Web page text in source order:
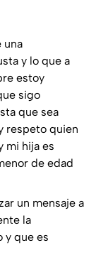
una
y lo que a
estoy
sigo
que sea
respeto quien
mi hija es
de edad
un mensaje a
la
y que es